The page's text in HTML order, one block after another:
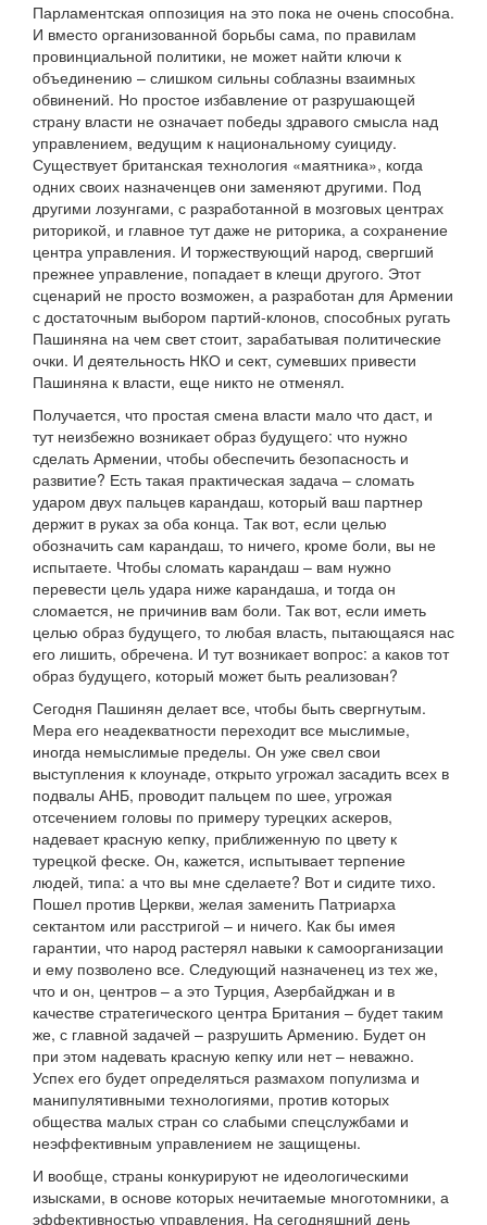
Парламентская оппозиция на это пока не очень способна.
И вместо организованной борьбы сама, по правилам
провинциальной политики, не может найти ключи к
объединению – слишком сильны соблазны взаимных
обвинений. Но простое избавление от разрушающей
страну власти не означает победы здравого смысла над
управлением, ведущим к национальному суициду.
Существует британская технология «маятника», когда
одних своих назначенцев они заменяют другими. Под
другими лозунгами, с разработанной в мозговых центрах
риторикой, и главное тут даже не риторика, а сохранение
центра управления. И торжествующий народ, свергший
прежнее управление, попадает в клещи другого. Этот
сценарий не просто возможен, а разработан для Армении
с достаточным выбором партий-клонов, способных ругать
Пашиняна на чем свет стоит, зарабатывая политические
очки. И деятельность НКО и сект, сумевших привести
Пашиняна к власти, еще никто не отменял.
Получается, что простая смена власти мало что даст, и
тут неизбежно возникает образ будущего: что нужно
сделать Армении, чтобы обеспечить безопасность и
развитие? Есть такая практическая задача – сломать
ударом двух пальцев карандаш, который ваш партнер
держит в руках за оба конца. Так вот, если целью
обозначить сам карандаш, то ничего, кроме боли, вы не
испытаете. Чтобы сломать карандаш – вам нужно
перевести цель удара ниже карандаша, и тогда он
сломается, не причинив вам боли. Так вот, если иметь
целью образ будущего, то любая власть, пытающаяся нас
его лишить, обречена. И тут возникает вопрос: а каков тот
образ будущего, который может быть реализован?
Сегодня Пашинян делает все, чтобы быть свергнутым.
Мера его неадекватности переходит все мыслимые,
иногда немыслимые пределы. Он уже свел свои
выступления к клоунаде, открыто угрожал засадить всех в
подвалы АНБ, проводит пальцем по шее, угрожая
отсечением головы по примеру турецких аскеров,
надевает красную кепку, приближенную по цвету к
турецкой феске. Он, кажется, испытывает терпение
людей, типа: а что вы мне сделаете? Вот и сидите тихо.
Пошел против Церкви, желая заменить Патриарха
сектантом или расстригой – и ничего. Как бы имея
гарантии, что народ растерял навыки к самоорганизации
и ему позволено все. Следующий назначенец из тех же,
что и он, центров – а это Турция, Азербайджан и в
качестве стратегического центра Британия – будет таким
же, с главной задачей – разрушить Армению. Будет он
при этом надевать красную кепку или нет – неважно.
Успех его будет определяться размахом популизма и
манипулятивными технологиями, против которых
общества малых стран со слабыми спецслужбами и
неэффективным управлением не защищены.
И вообще, страны конкурируют не идеологическими
изысками, в основе которых нечитаемые многотомники, а
эффективностью управления. На сегодняшний день